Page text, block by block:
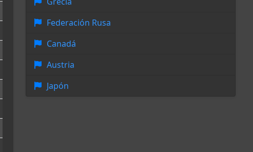
Federación Rusa
Canadá
Austria
Japón